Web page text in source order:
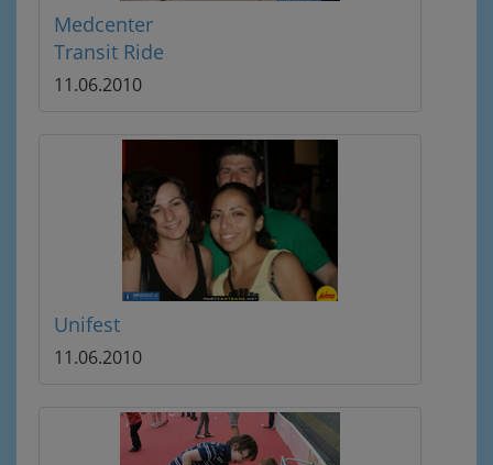
Medcenter
Transit Ride
11.06.2010
Unifest
11.06.2010